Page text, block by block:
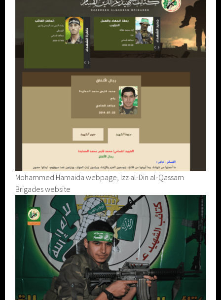
Mohammed Hamaida webpage, Izz al-Din al-Qassam
Brigades website